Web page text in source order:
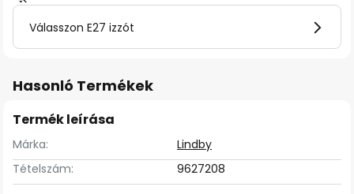
Válasszon E27 izzót
Hasonló Termékek
Termék leírása
Márka:
Lindby
Tételszám:
9627208